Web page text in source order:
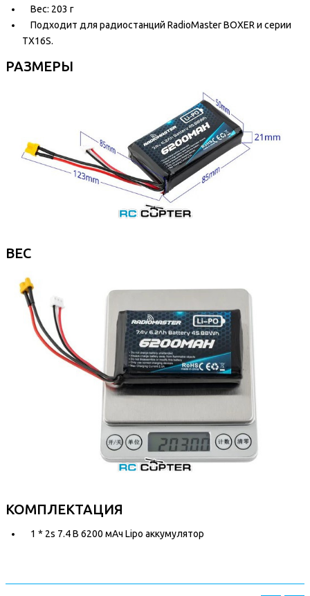
Вес: 203 г
Подходит для радиостанций RadioMaster BOXER и серии
TX16S.
РАЗМЕРЫ
ВЕС
КОМПЛЕКТАЦИЯ
1 * 2s 7.4 В 6200 мАч Lipo аккумулятор